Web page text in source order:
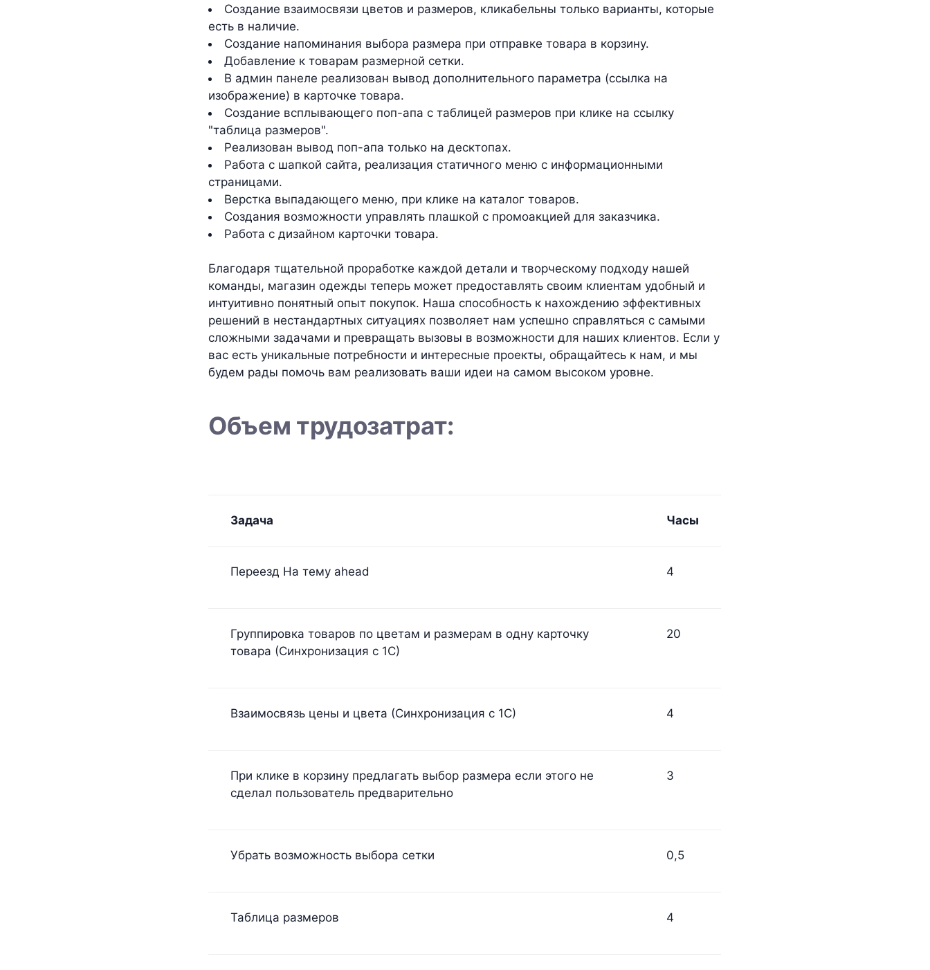
Создание взаимосвязи цветов и размеров, кликабельны только варианты, которые
есть в наличие.
Создание напоминания выбора размера при отправке товара в корзину.
Добавление к товарам размерной сетки.
В админ панеле реализован вывод дополнительного параметра (ссылка на
изображение) в карточке товара.
Создание всплывающего поп-апа с таблицей размеров при клике на ссылку
"таблица размеров".
Реализован вывод поп-апа только на десктопах.
Работа с шапкой сайта, реализация статичного меню с информационными
страницами.
Верстка выпадающего меню, при клике на каталог товаров.
Создания возможности управлять плашкой с промоакцией для заказчика.
Работа с дизайном карточки товара.
Благодаря тщательной проработке каждой детали и творческому подходу нашей
команды, магазин одежды теперь может предоставлять своим клиентам удобный и
интуитивно понятный опыт покупок. Наша способность к нахождению эффективных
решений в нестандартных ситуациях позволяет нам успешно справляться с самыми
сложными задачами и превращать вызовы в возможности для наших клиентов. Если у
вас есть уникальные потребности и интересные проекты, обращайтесь к нам, и мы
будем рады помочь вам реализовать ваши идеи на самом высоком уровне.
Объем трудозатрат:
Задача Часы
Переезд На тему ahead 4
Группировка товаров по цветам и размерам в одну карточку
товара (Синхронизация с 1С)
20
Взаимосвязь цены и цвета (Синхронизация с 1С) 4
При клике в корзину предлагать выбор размера если этого не
сделал пользователь предварительно
3
Убрать возможность выбора сетки 0,5
Таблица размеров 4